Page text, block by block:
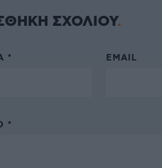
ΣΧΟΛΙΟΥ
* EMAIL
*